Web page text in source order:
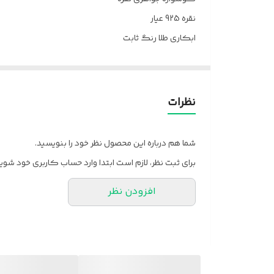
نقره 925 عیار
ابکاری طلا رنگ ثابت
ارسال کل کشور باپست
لطعا قبل از سفارش موجودی بگیرین
نظرات
شما هم درباره این محصول نظر خود را بنویسید.
برای ثبت نظر، لازم است ابتدا وارد حساب کاربری خود
افزودن نظر